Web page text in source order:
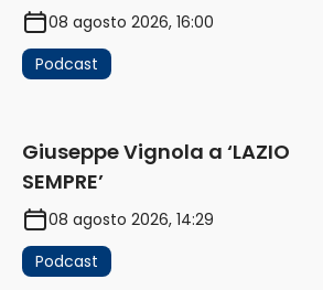
08 agosto 2026, 16:00
Podcast
Giuseppe Vignola a ‘LAZIO
SEMPRE’
08 agosto 2026, 14:29
Podcast